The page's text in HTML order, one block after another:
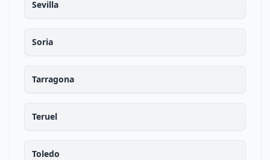
Sevilla
Soria
Tarragona
Teruel
Toledo